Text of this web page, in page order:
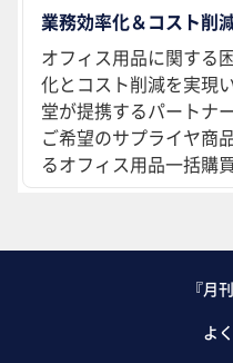
業務効率化＆コスト
オフィス用品に関する
化とコスト削減を実現
堂が提携するパートナ
ご希望のサプライヤ商
るオフィス用品一括購
『月
よ